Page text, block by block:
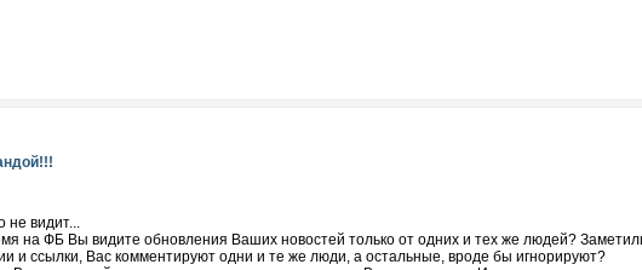
не видит...
на ФБ Вы видите обновления Ваших новостей только от одних и тех же людей?
и ссылки, Вас комментируют одни и те же люди, а остальные, вроде бы игнорируют?